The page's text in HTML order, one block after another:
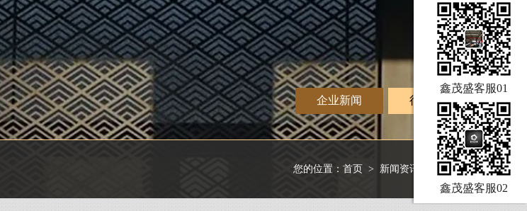
企业新闻 行业动态
您的位置： 首页 > 新闻资讯 行业资讯
鑫茂盛客服01
鑫茂盛客服02